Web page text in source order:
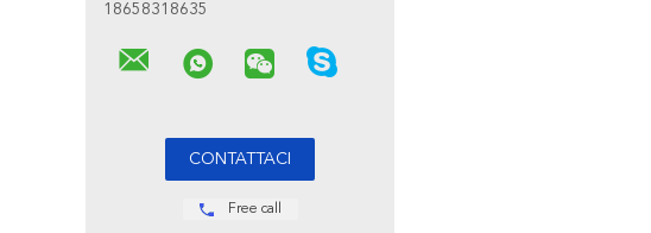
18658318635
Free call